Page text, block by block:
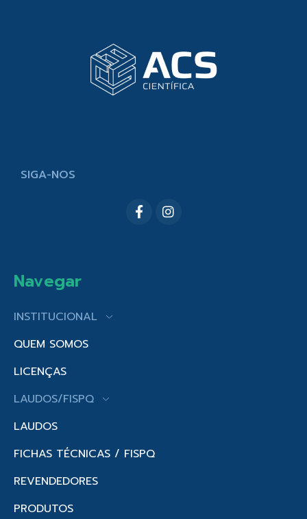
SIGA-NOS
Navegar
INSTITUCIONAL
QUEM SOMOS
LICENÇAS
LAUDOS/FISPQ
LAUDOS
FICHAS TÉCNICAS / FISPQ
REVENDEDORES
PRODUTOS